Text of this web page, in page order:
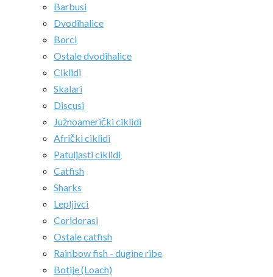
Barbusi
Dvodihalice
Borci
Ostale dvodihalice
Ciklidi
Skalari
Discusi
Južnoamerički ciklidi
Afrički ciklidi
Patuljasti ciklidi
Catfish
Sharks
Lepljivci
Coridorasi
Ostale catfish
Rainbow fish - dugine ribe
Botije (Loach)